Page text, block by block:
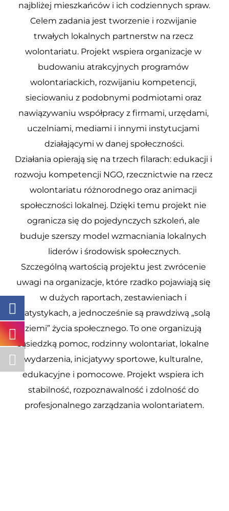
najbliżej mieszkańców i ich codziennych spraw.
Celem zadania jest tworzenie i rozwijanie
trwałych lokalnych partnerstw na rzecz
wolontariatu. Projekt wspiera organizacje w
budowaniu atrakcyjnych programów
wolontariackich, rozwijaniu kompetencji,
sieciowaniu z podobnymi podmiotami oraz
nawiązywaniu współpracy z firmami, urzędami,
uczelniami, mediami i innymi instytucjami
działającymi w danej społeczności.
Działania opierają się na trzech filarach: edukacji i
rozwoju kompetencji NGO, rzecznictwie na rzecz
wolontariatu różnorodnego oraz animacji
społeczności lokalnej. Dzięki temu projekt nie
ogranicza się do pojedynczych szkoleń, ale
buduje szerszy model wzmacniania lokalnych
liderów i środowisk społecznych.
Szczególną wartością projektu jest zwrócenie
uwagi na organizacje, które rzadko pojawiają się
w dużych raportach, zestawieniach i
statystykach, a jednocześnie są prawdziwą „solą
ziemi” życia społecznego. To one organizują
sąsiedzką pomoc, rodzinny wolontariat, lokalne
wydarzenia, inicjatywy sportowe, kulturalne,
edukacyjne i pomocowe. Projekt wspiera ich
stabilność, rozpoznawalność i zdolność do
profesjonalnego zarządzania wolontariatem.